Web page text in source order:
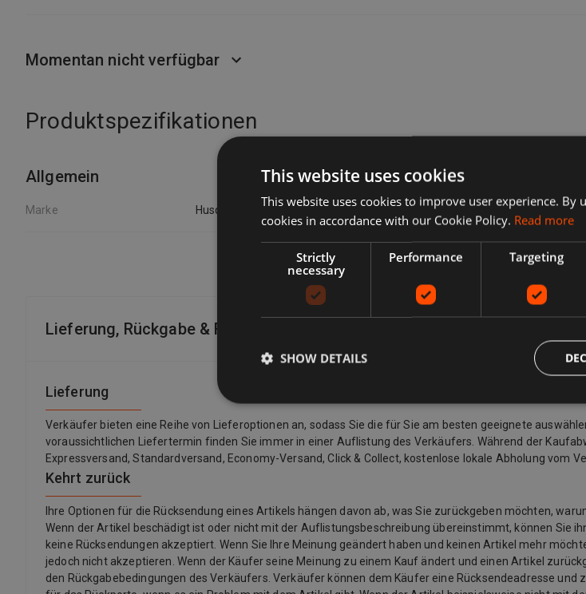
Momentan nicht verfügbar
Produktspezifikationen
Allgemein
Marke Husqvarna
Lieferung, Rückgabe & Rückerstattung
Lieferung
Verkäufer bieten eine Reihe von Lieferoptionen an, sodass Sie die für Sie am besten geeignete
voraussichtlichen Liefertermin finden Sie immer in einer Auflistung des Verkäufers. Während der
Expressversand, Standardversand, Economy-Versand, Click & Collect, kostenlose lokale Abholung vom
Kehrt zurück
Ihre Optionen für die Rücksendung eines Artikels hängen davon ab, was Sie zurückgeben möchten,
Wenn der Artikel beschädigt ist oder nicht mit der Auflistungsbeschreibung übereinstimmt, können Sie
keine Rücksendungen akzeptiert. Wenn Sie Ihre Meinung geändert haben und keinen Artikel mehr
jedoch nicht akzeptieren. Wenn der Käufer seine Meinung zu einem Kauf ändert und einen Artikel
den Rückgabebedingungen des Verkäufers. Verkäufer können dem Käufer eine Rücksendeadresse
This website uses cookies
This website uses cookies to improve user experience. By
cookies in accordance with our Cookie Policy. Read more
Strictly
necessary
Performance Targeting
SHOW DETAILS